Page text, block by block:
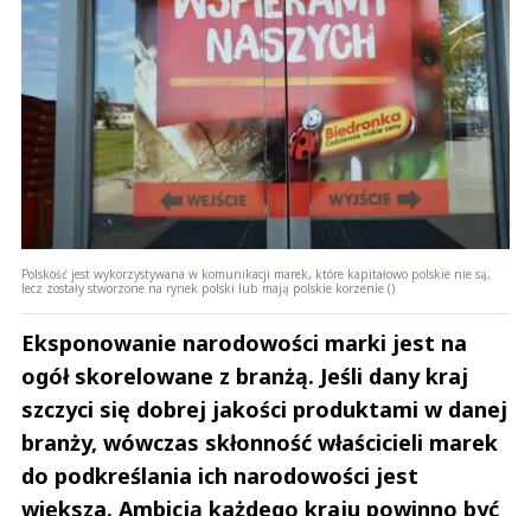
Polskość jest wykorzystywana w komunikacji marek, które kapitałowo polskie nie są,
lecz zostały stworzone na rynek polski lub mają polskie korzenie ()
Eksponowanie narodowości marki jest na
ogół skorelowane z branżą. Jeśli dany kraj
szczyci się dobrej jakości produktami w danej
branży, wówczas skłonność właścicieli marek
do podkreślania ich narodowości jest
większa. Ambicją każdego kraju powinno być